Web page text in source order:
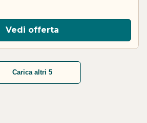
Vedi offerta
Carica altri 5